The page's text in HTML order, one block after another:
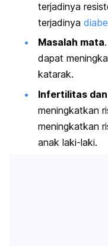
terjadinya
terjadinya
Masalah mata
dapat
katarak.
Infertilitas
meningkatkan
meningkatkan
anak laki-laki.